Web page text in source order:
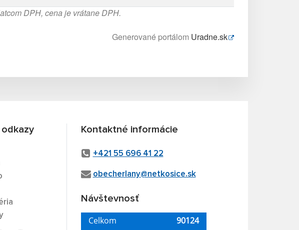
DPH, cena je vrátane DPH.
Generované portálom Uradne.sk
odkazy Kontaktné informácie
+421 55 696 41 22
obecherlany@netkosice.sk
Návštevnosť